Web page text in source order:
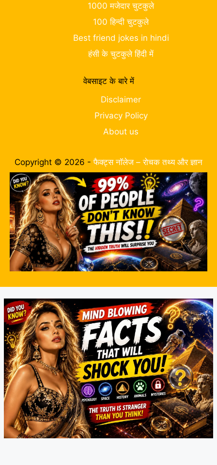
1000 मजेदार चुटकुले
100 हिन्दी चुटकुले
Best friend jokes in hindi
हंसी के चुटकुले हिंदी में
वेबसाइट के बारे में
Disclaimer
Privacy Policy
About us
Copyright © 2026 -फैक्ट्स नॉलेज – रोचक तथ्य और ज्ञान